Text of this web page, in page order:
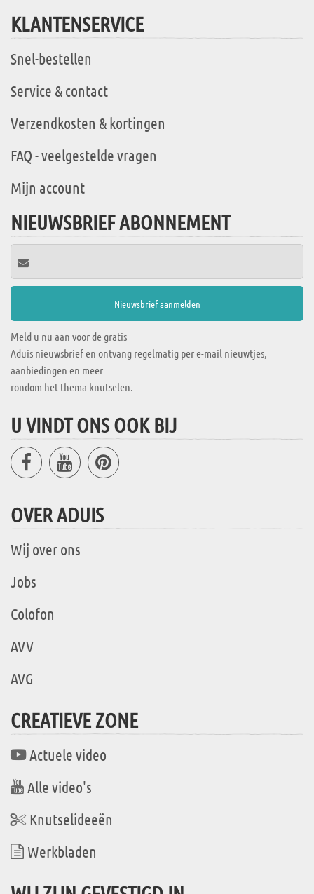
KLANTENSERVICE
Snel-bestellen
Service & contact
Verzendkosten & kortingen
FAQ - veelgestelde vragen
Mijn account
NIEUWSBRIEF ABONNEMENT
Meld u nu aan voor de gratis
Aduis nieuwsbrief en ontvang regelmatig per e-mail nieuwtjes,
aanbiedingen en meer
rondom het thema knutselen.
U VINDT ONS OOK BIJ
OVER ADUIS
Wij over ons
Jobs
Colofon
AVV
AVG
CREATIEVE ZONE
Actuele video
Alle video's
Knutselideeën
Werkbladen